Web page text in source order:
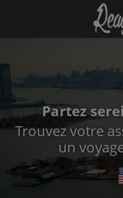
Partez
Trouvez votre
un